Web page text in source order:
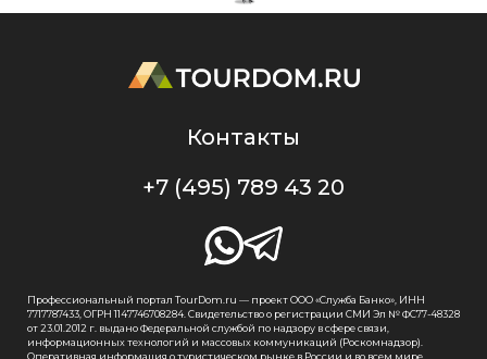
Контакты
+7 (495) 789 43 20
Профессиональный портал TourDom.ru — проект ООО «Служба Банко», ИНН
7717787433, ОГРН 1147746708284. Свидетельство о регистрации СМИ Эл № ФС77-48328
от 23.01.2012 г. выдано Федеральной службой по надзору в сфере связи,
информационных технологий и массовых коммуникаций (Роскомнадзор).
Оперативная информация о туристическом рынке в России и во всем мире.